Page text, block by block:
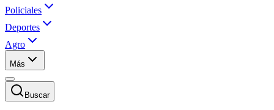
Policiales
Deportes
Agro
Más
Buscar